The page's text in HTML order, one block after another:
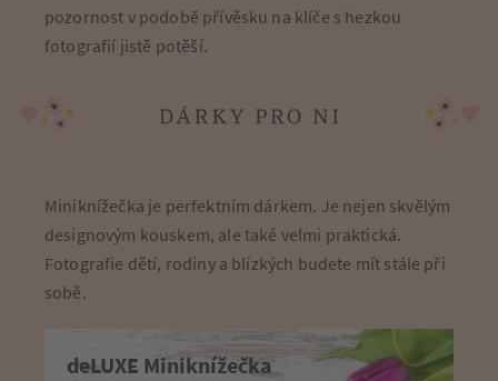
pozornost v podobě přívěsku na klíče s hezkou
fotografií jistě potěší.
Miniknížečka je perfektním dárkem. Je nejen skvělým
designovým kouskem, ale také velmi praktická.
Fotografie dětí, rodiny a blízkých budete mít stále při
sobě.
deLUXE Miniknížečka